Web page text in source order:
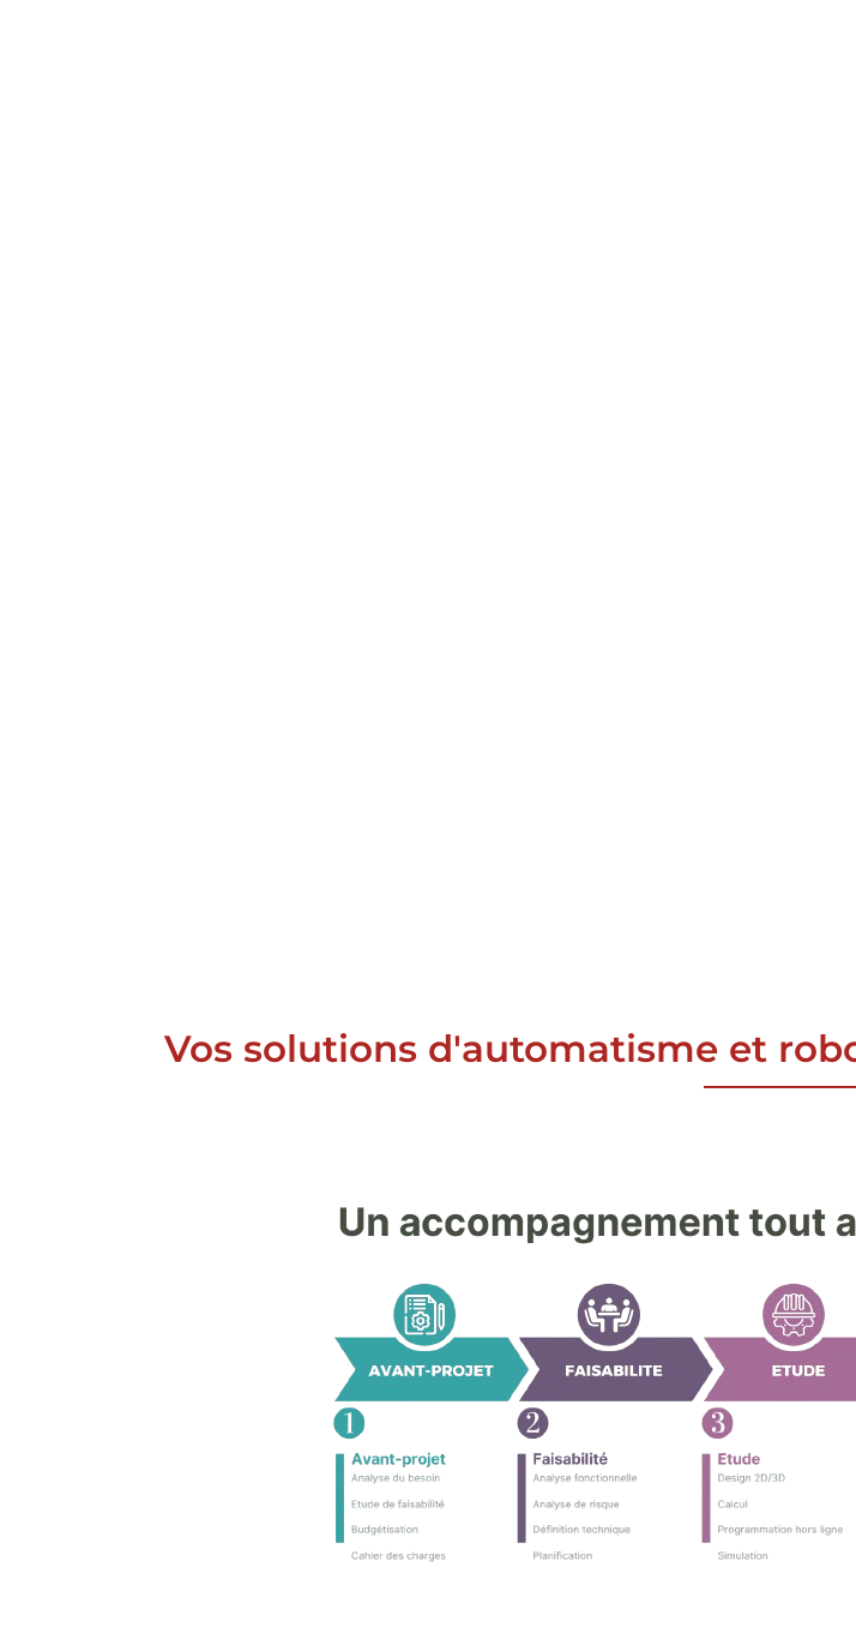
Vos solutions d'automatisme et